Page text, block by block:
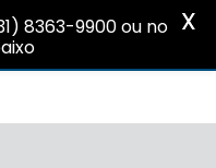
8363-9900 ou no X